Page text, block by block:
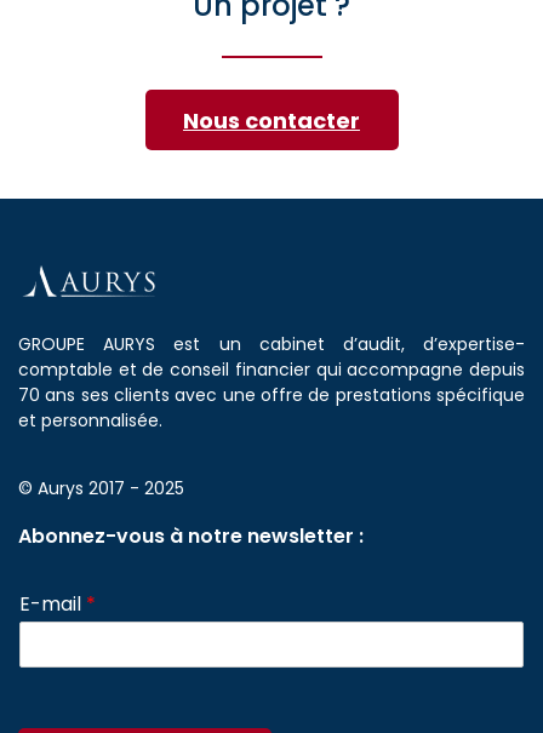
Nous contacter
GROUPE AURYS est un cabinet d’audit, d’expertise-
comptable et de conseil financier qui accompagne depuis
70 ans ses clients avec une offre de prestations spécifique
et personnalisée.
© Aurys 2017 - 2025
Abonnez-vous à notre newsletter :
E-mail *